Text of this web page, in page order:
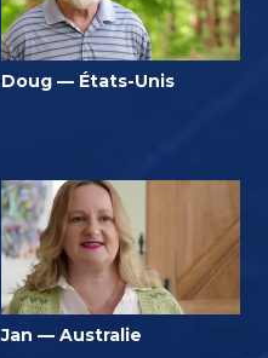
Doug — États-Unis
Jan — Australie